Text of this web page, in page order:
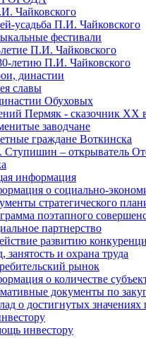
Чайковского
усадьба П.И. Чайковского
фестивали
П.И. Чайковского
летию П.И. Чайковского
династии
славы
Обуховых
Пермяк - сказочник XX
заводчане
граждане Воткинска
– открыватель
информация
о социально-
стратегического
поэтапного
партнерство
развитию
занятость и охрана труда
рынок
о количестве
документы по
о достигнутых значениях
инвестору